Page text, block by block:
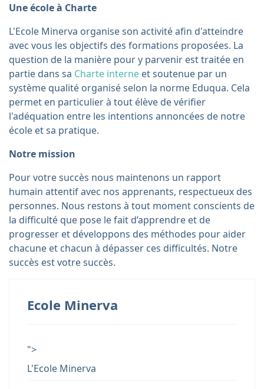
Une école à Charte
L'Ecole Minerva organise son activité afin d'atteindre
avec vous les objectifs des formations proposées. La
question de la manière pour y parvenir est traitée en
partie dans sa Charte interne et soutenue par un
système qualité organisé selon la norme Eduqua. Cela
permet en particulier à tout élève de vérifier
l'adéquation entre les intentions annoncées de notre
école et sa pratique.
Notre mission
Pour votre succès nous maintenons un rapport
humain attentif avec nos apprenants, respectueux des
personnes. Nous restons à tout moment conscients de
la difficulté que pose le fait d’apprendre et de
progresser et développons des méthodes pour aider
chacune et chacun à dépasser ces difficultés. Notre
succès est votre succès.
Ecole Minerva
">
L'Ecole Minerva